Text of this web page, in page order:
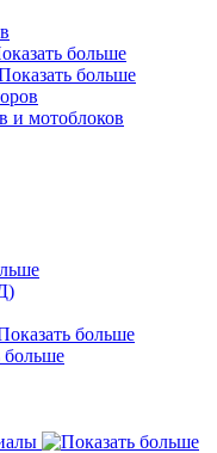
и мотоблоков